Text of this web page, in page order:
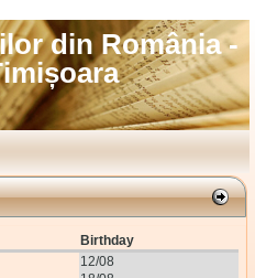
din România -
Birthday
12/08